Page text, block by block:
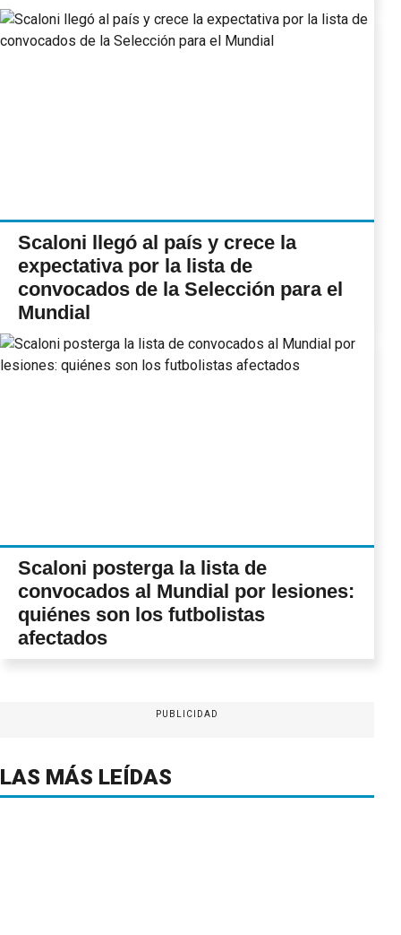
Scaloni llegó al país y crece la
expectativa por la lista de
convocados de la Selección para el
Mundial
Scaloni posterga la lista de
convocados al Mundial por lesiones:
quiénes son los futbolistas
afectados
PUBLICIDAD
LAS MÁS LEÍDAS